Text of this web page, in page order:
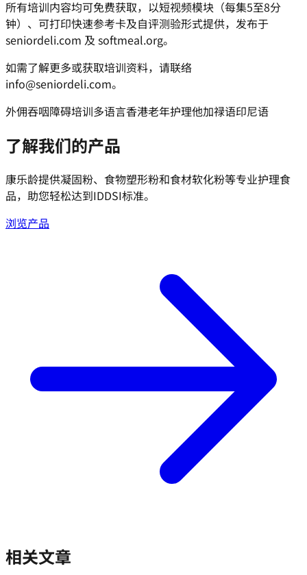
所有培训内容均可免费获取，以短视频模块（每集5至8分
钟）、可打印快速参考卡及自评测验形式提供，发布于
seniordeli.com 及 softmeal.org。
如需了解更多或获取培训资料，请联络
info@seniordeli.com。
外佣吞咽障碍培训多语言香港老年护理他加禄语印尼语
了解我们的产品
康乐龄提供凝固粉、食物塑形粉和食材软化粉等专业护理食
品，助您轻松达到IDDSI标准。
浏览产品
相关文章